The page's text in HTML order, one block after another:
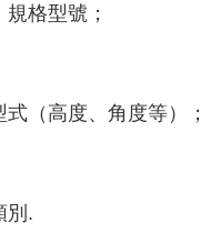
格型號；
（高度、角度等）；
別.